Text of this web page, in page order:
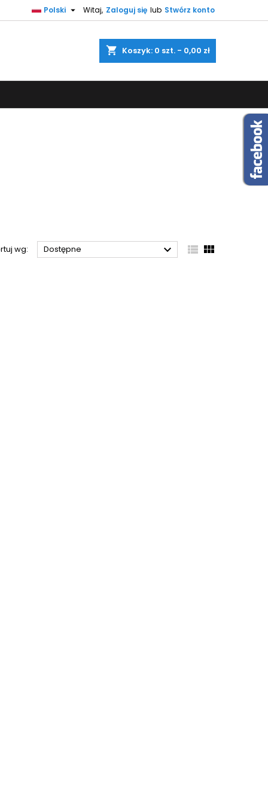
Witaj, Zaloguj się lub Stwórz konto
Polski 
shopping_cart Koszyk: 0 szt. - 0,00 zł
wg: Dostępne   